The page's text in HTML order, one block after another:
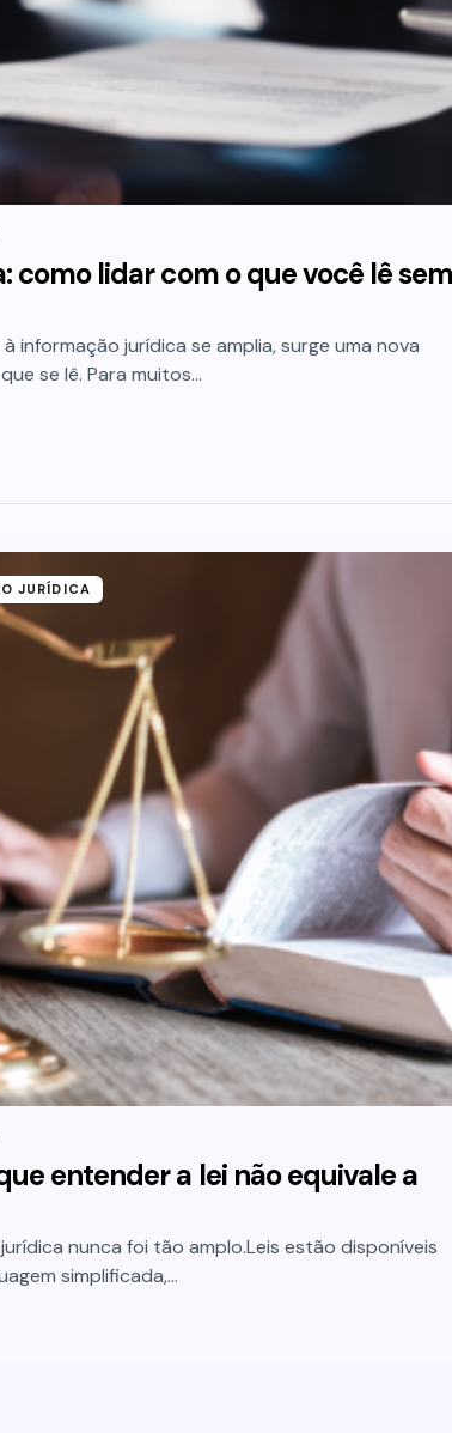
como lidar com o que você lê
informação jurídica se amplia, surge uma nova
se lê. Para muitos…
JURÍDICA
entender a lei não equivale a
nunca foi tão amplo.Leis estão disponíveis
simplificada,…